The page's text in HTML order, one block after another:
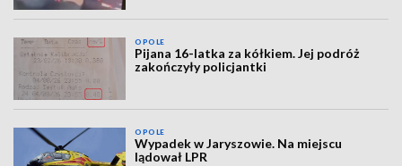
OPOLE
Pijana 16-latka za kółkiem. Jej podróż
zakończyły policjantki
OPOLE
Wypadek w Jaryszowie. Na miejscu
lądował LPR